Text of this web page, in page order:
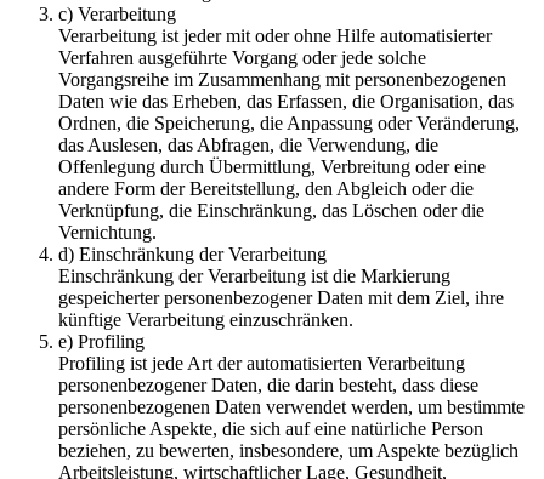
c) Verarbeitung
Verarbeitung ist jeder mit oder ohne Hilfe automatisierter
Verfahren ausgeführte Vorgang oder jede solche
Vorgangsreihe im Zusammenhang mit personenbezogenen
Daten wie das Erheben, das Erfassen, die Organisation, das
Ordnen, die Speicherung, die Anpassung oder Veränderung,
das Auslesen, das Abfragen, die Verwendung, die
Offenlegung durch Übermittlung, Verbreitung oder eine
andere Form der Bereitstellung, den Abgleich oder die
Verknüpfung, die Einschränkung, das Löschen oder die
Vernichtung.
d) Einschränkung der Verarbeitung
Einschränkung der Verarbeitung ist die Markierung
gespeicherter personenbezogener Daten mit dem Ziel, ihre
künftige Verarbeitung einzuschränken.
e) Profiling
Profiling ist jede Art der automatisierten Verarbeitung
personenbezogener Daten, die darin besteht, dass diese
personenbezogenen Daten verwendet werden, um bestimmte
persönliche Aspekte, die sich auf eine natürliche Person
beziehen, zu bewerten, insbesondere, um Aspekte bezüglich
Arbeitsleistung, wirtschaftlicher Lage, Gesundheit,